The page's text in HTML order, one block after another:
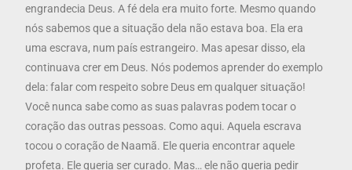
engrandecia Deus. A fé dela era muito forte. Mesmo quando
nós sabemos que a situação dela não estava boa. Ela era
uma escrava, num país estrangeiro. Mas apesar disso, ela
continuava crer em Deus. Nós podemos aprender do exemplo
dela: falar com respeito sobre Deus em qualquer situação!
Você nunca sabe como as suas palavras podem tocar o
coração das outras pessoas. Como aqui. Aquela escrava
tocou o coração de Naamã. Ele queria encontrar aquele
profeta. Ele queria ser curado. Mas… ele não queria pedir